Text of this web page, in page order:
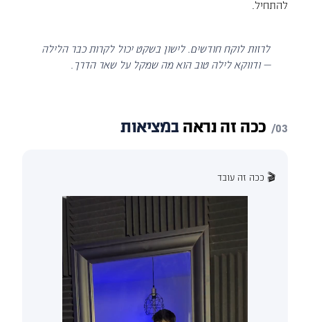
להתחיל.
לרזות לוקח חודשים. לישון בשקט יכול לקרות כבר הלילה
— ודווקא לילה טוב הוא מה שמקל על שאר הדרך.
ככה זה נראה במציאות
🎬 ככה זה עובד